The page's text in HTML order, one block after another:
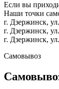
Если вы
Наши точки
г. Дзержинск,
г. Дзержинск,
г. Дзержинск,
Самовывоз